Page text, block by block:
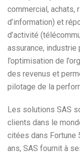
commercial,
d’information) et
d’activité
assurance, industrie
l’optimisation de
des revenus et
pilotage de la
Les solutions SAS
clients dans le
citées dans Fortune
ans, SAS fournit à